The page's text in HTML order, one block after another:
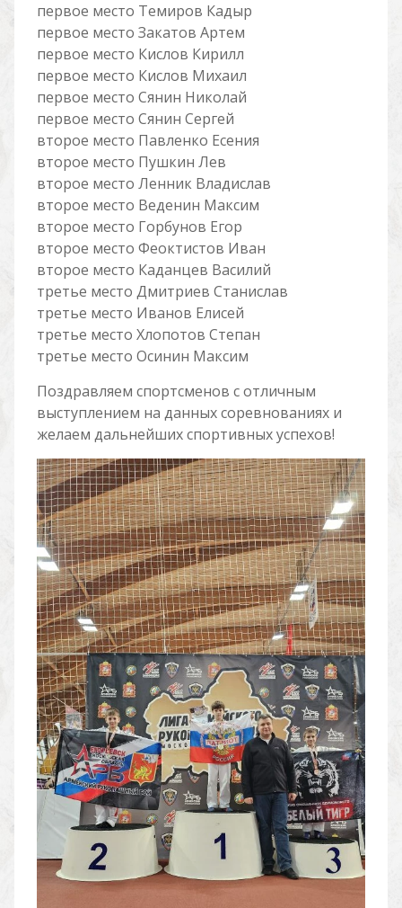
первое место Темиров Кадыр
первое место Закатов Артем
первое место Кислов Кирилл
первое место Кислов Михаил
первое место Сянин Николай
первое место Сянин Сергей
второе место Павленко Есения
второе место Пушкин Лев
второе место Ленник Владислав
второе место Веденин Максим
второе место Горбунов Егор
второе место Феоктистов Иван
второе место Каданцев Василий
третье место Дмитриев Станислав
третье место Иванов Елисей
третье место Хлопотов Степан
третье место Осинин Максим
Поздравляем спортсменов с отличным
выступлением на данных соревнованиях и
желаем дальнейших спортивных успехов!